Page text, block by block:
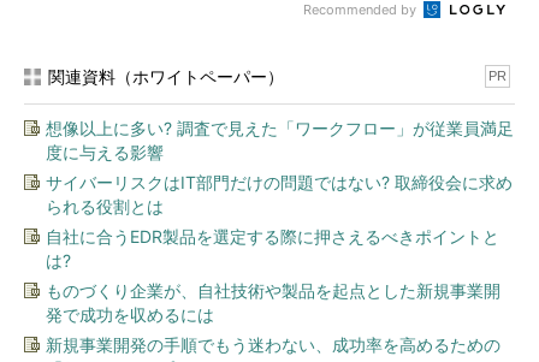
Recommended by
関連資料（ホワイトペーパー） PR
想像以上に多い? 調査で見えた「ワークフロー」が従業員満足
度に与える影響
サイバーリスクはIT部門だけの問題ではない? 取締役会に求め
られる役割とは
自社に合うEDR製品を選定する際に押さえるべきポイントと
は?
ものづくり企業が、自社技術や製品を起点とした新規事業開
発で成功を収めるには
新規事業開発の手順でもう迷わない、成功率を高めるための